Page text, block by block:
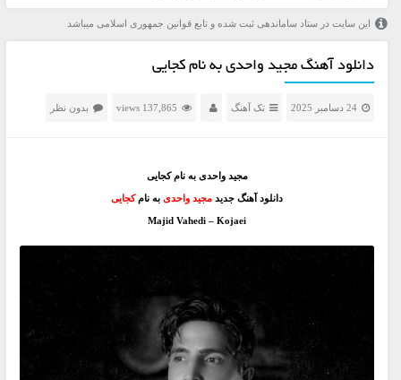
این سایت در ستاد ساماندهی ثبت شده و تابع قوانین جمهوری اسلامی میباشد
دانلود آهنگ مجید واحدی به نام کجایی
24 دسامبر 2025 تک آهنگ 137,865 views بدون نظر
مجید واحدی به نام کجایی
دانلود آهنگ جدیدمجید واحدیبه نامکجایی
Majid Vahedi – Kojaei